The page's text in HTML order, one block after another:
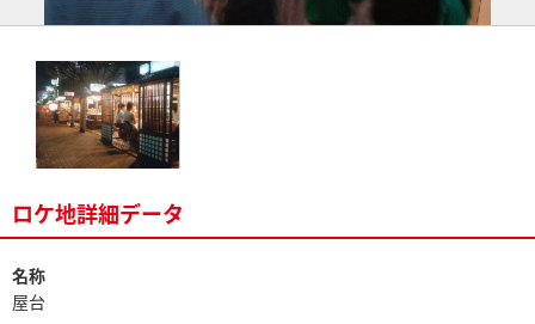
ロケ地詳細データ
名称
屋台